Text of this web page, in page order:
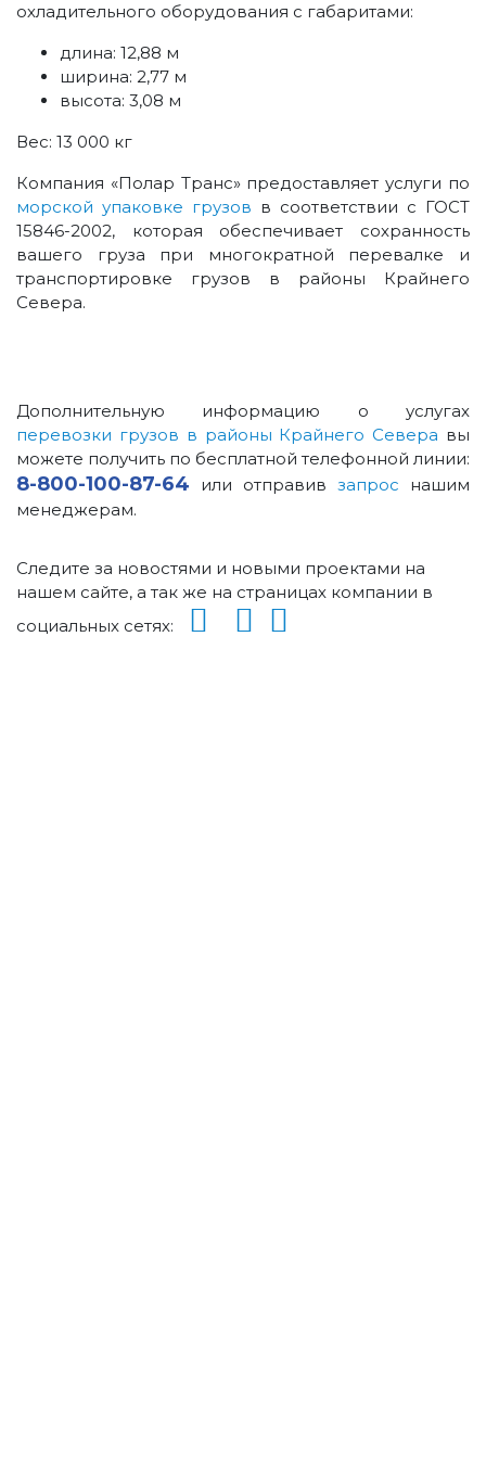
охладительного оборудования с габаритами:
длина: 12,88 м
ширина: 2,77 м
высота: 3,08 м
Вес: 13 000 кг
Компания «Полар Транс» предоставляет услуги по
морской упаковке грузов в соответствии с ГОСТ
15846-2002, которая обеспечивает сохранность
вашего груза при многократной перевалке и
транспортировке грузов в районы Крайнего
Севера.
Дополнительную информацию о услугах
перевозки грузов в районы Крайнего Севера вы
можете получить по бесплатной телефонной линии:
8-800-100-87-64 или отправив запрос нашим
менеджерам.
Следите за новостями и новыми проектами на
нашем сайте, а так же на страницах компании в
социальных сетях: